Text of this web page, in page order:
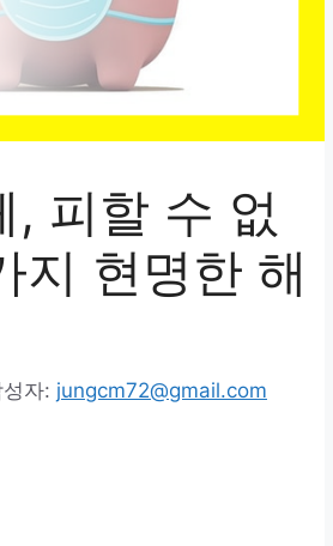
, 피할 수 없
지 현명한 해
성자: jungcm72@gmail.com